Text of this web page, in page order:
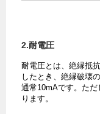
2.耐電圧
耐電圧とは、絶縁抵
したとき、絶縁破壊
通常10mAです。た
ります。